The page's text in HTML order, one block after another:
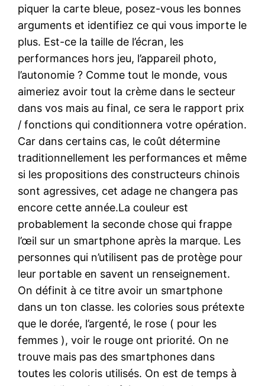
piquer la carte bleue, posez-vous les bonnes
arguments et identifiez ce qui vous importe le
plus. Est-ce la taille de l’écran, les
performances hors jeu, l’appareil photo,
l’autonomie ? Comme tout le monde, vous
aimeriez avoir tout la crème dans le secteur
dans vos mais au final, ce sera le rapport prix
/ fonctions qui conditionnera votre opération.
Car dans certains cas, le coût détermine
traditionnellement les performances et même
si les propositions des constructeurs chinois
sont agressives, cet adage ne changera pas
encore cette année.La couleur est
probablement la seconde chose qui frappe
l’œil sur un smartphone après la marque. Les
personnes qui n’utilisent pas de protège pour
leur portable en savent un renseignement.
On définit à ce titre avoir un smartphone
dans un ton classe. les colories sous prétexte
que le dorée, l’argenté, le rose ( pour les
femmes ), voir le rouge ont priorité. On ne
trouve mais pas des smartphones dans
toutes les coloris utilisés. On est de temps à